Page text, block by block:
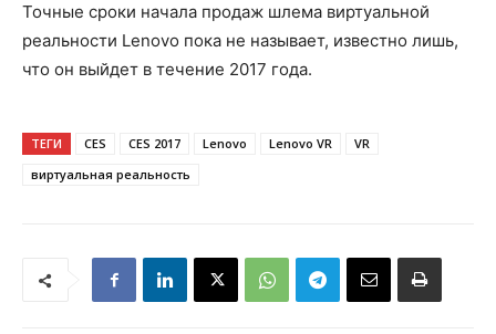
Точные сроки начала продаж шлема виртуальной
реальности Lenovo пока не называет, известно лишь,
что он выйдет в течение 2017 года.
ТЕГИ CES CES 2017 Lenovo Lenovo VR
VR
виртуальная реальность